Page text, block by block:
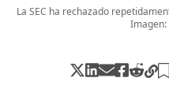
La SEC ha rechazado
Imagen: